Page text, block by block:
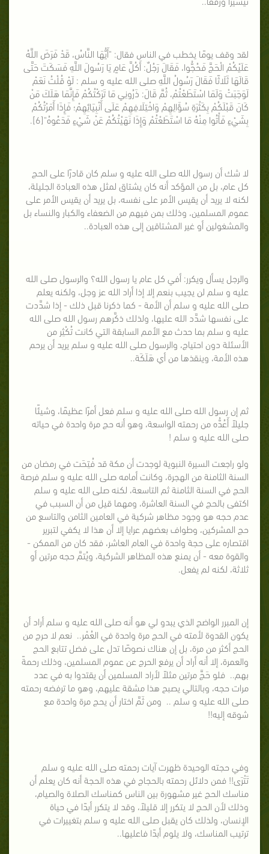
لقد وقف يومًا يخطب في الناس فقال: "أَيُّهَا النَّاسُ، قَدْ فَرَضَ اللَّهُ
عَلَيْكُمْ الْحَجَّ فَحُجُّوا، فَقَالَ رَجُلٌ: أَكُلَّ عَامٍ يَا رَسُولَ اللَّهِ فَسَكَتَ حَتَّى
قَالَهَا ثَلَاثًا فَقَالَ رَسُولُ اللَّهِ صلى الله عليه و سلم : لَوْ قُلْتُ نَعَمْ
لَوَجَبَتْ وَلَمَا اسْتَطَعْتُمْ، ثُمَّ قَالَ: ذَرُونِي مَا تَرَكْتُكُمْ فَإِنَّمَا هَلَكَ مَنْ
كَانَ قَبْلَكُمْ بِكَثْرَةِ سُؤَالِهِمْ وَاخْتِلَافِهِمْ عَلَى أَنْبِيَائِهِمْ؛ فَإِذَا أَمَرْتُكُمْ
بِشَيْءٍ فَأْتُوا مِنْهُ مَا اسْتَطَعْتُمْ وَإِذَا نَهَيْتُكُمْ عَنْ شَيْءٍ فَدَعُوهُ"[6].
لا شك أن رسول الله صلى الله عليه و سلم كان قادرًا على الحج
كل عام، بل من المؤكد أنه كان يشتاق لمثل هذه العبادة الجليلة،
لكنه لا يريد أن يقيس الأمر على نفسه، بل يريد أن يقيس الأمر على
عموم المسلمين، وذلك بمن فيهم من الضعفاء والكبار والنساء بل
والمشغولين أو غير المشتاقين إلى هذه العبادة..
والرجل يسأل ويكرر: أفي كل عام يا رسول الله؟ والرسول صلى الله
عليه و سلم لن يجيب بنعم إلا إذا أراد الله عز وجل، ولكنه يعلم
صلى الله عليه و سلم أن الأمة - كما ذكرنا قبل ذلك - إذا شدَّدت
على نفسها شدَّد الله عليها، ولذلك ذكَّرهم رسول الله صلى الله
عليه و سلم بما حدث مع الأمم السابقة التي كانت تُكْثِر من
الأسئلة دون احتياج، والرسول صلى الله عليه و سلم يريد أن يرحم
هذه الأمة، وينقذها من أي هَلَكَة..
ثم إن رسول الله صلى الله عليه و سلم فعل أمرًا عظيمًا، وشيئًا
جليلاً أَعُدُّه من رحمته الواسعة، وهو أنه حج مرة واحدة في حياته
صلى الله عليه و سلم !
ولو راجعت السيرة النبوية لوجدت أن مكة قد فُتِحَت في رمضان من
السنة الثامنة من الهجرة، وكانت أمامه صلى الله عليه و سلم فرصة
الحج في السنة الثامنة ثم التاسعة، لكنه صلى الله عليه و سلم
اكتفى بالحج في السنة العاشرة، ومهما قيل من أن السبب في
عدم حجه هو وجود مظاهر شركية في العامين الثامن والتاسع من
حج المشركين، وطواف بعضهم عرايا إلا أن هذا لا يكفي لتبرير
اقتصاره على حجة واحدة في العام العاشر، فقد كان من الممكن -
والقوة معه - أن يمنع هذه المظاهر الشركية، ويُتمَّ حجه مرتين أو
ثلاثة، لكنه لم يفعل.
إن المبرر الواضح الذي يبدو لي هو أنه صلى الله عليه و سلم أراد أن
يكون القدوة لأمته في الحج مرة واحدة في العُمْر.. نعم لا حرج من
الحج أكثر من مرة، بل إن هناك نصوصًا تدل على فضل تتابع الحج
والعمرة، إلا أنه أراد أن يرفع الحرج عن عموم المسلمين، وذلك رحمةً
بهم.. فلو حَجَّ مرتين مثلاً لأراد المسلمين أن يقتدوا به في عدد
مرات حجه، وبالتالي يصبح هذا مشقة عليهم، وهو ما ترفضه رحمته
صلى الله عليه و سلم .. ومن ثَمَّ اختار أن يحج مرة واحدة مع
شوقه إليه!!
وفي حجته الوحيدة ظهرت آيات رحمته صلى الله عليه و سلم
تَتْرَى!! فمن دلائل رحمته بالحجاج في هذه الحجة أنه كان يعلم أن
مناسك الحج غير مشهورة بين الناس كمناسك الصلاة والصيام،
وذلك لأن الحج لا يتكرر إلا قليلاً، وقد لا يتكرر أبدًا في حياة
الإنسان، ولذلك كان يقبل صلى الله عليه و سلم بتغييرات في
ترتيب المناسك، ولا يلوم أبدًا فاعليها..